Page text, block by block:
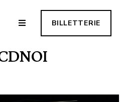
BILLETTERIE